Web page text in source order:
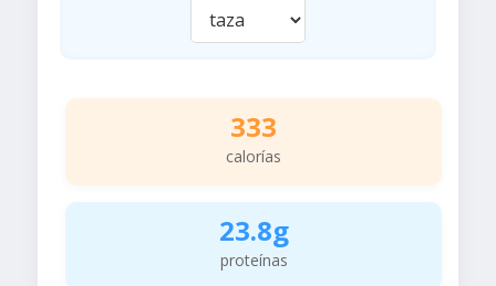
333
calorías
23.8g
proteínas